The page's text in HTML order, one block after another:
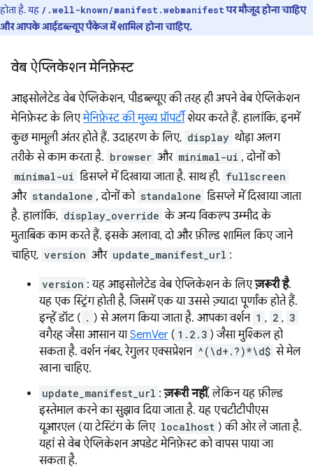
होता है. यह /.well-known/manifest.webmanifestपर मौजूद होना चाहिए
और आपके आईडब्ल्यूए पैकेज में शामिल होना चाहिए.
वेब ऐप्लिकेशन मेनिफ़ेस्ट
आइसोलेटेड वेब ऐप्लिकेशन, पीडब्ल्यूए की तरह ही अपने वेब ऐप्लिकेशन
मेनिफ़ेस्ट के लिएमेनिफ़ेस्ट की मुख्य प्रॉपर्टीशेयर करते हैं. हालांकि, इनमें
कुछ मामूली अंतर होते हैं. उदाहरण के लिए, display थोड़ा अलग
तरीके से काम करता है. browser और minimal-ui , दोनों को
minimal-ui डिसप्ले में दिखाया जाता है. साथ ही, fullscreen
और standalone , दोनों को standalone डिसप्ले में दिखाया जाता
है. हालांकि, display_override के अन्य विकल्प उम्मीद के
मुताबिक काम करते हैं. इसके अलावा, दो और फ़ील्ड शामिल किए जाने
चाहिए, version और update_manifest_url :
version : यह आइसोलेटेड वेब ऐप्लिकेशन के लिएज़रूरी है.
यह एक स्ट्रिंग होती है, जिसमें एक या उससे ज़्यादा पूर्णांक होते हैं.
इन्हें डॉट ( . ) से अलग किया जाता है. आपका वर्शन 1 , 2 , 3
वगैरह जैसा आसान याSemVer ( 1.2.3 ) जैसा मुश्किल हो
सकता है. वर्शन नंबर, रेगुलर एक्सप्रेशन ^(\d+.?)*\d$ से मेल
खाना चाहिए.
update_manifest_url :ज़रूरी नहीं, लेकिन यह फ़ील्ड
इस्तेमाल करने का सुझाव दिया जाता है. यह एचटीटीपीएस
यूआरएल (या टेस्टिंग के लिए localhost ) की ओर ले जाता है.
यहां से वेब ऐप्लिकेशन अपडेट मेनिफ़ेस्ट को वापस पाया जा
सकता है.